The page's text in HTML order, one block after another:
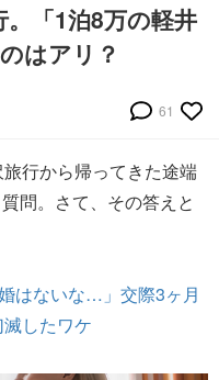
「1泊8万の軽井
はアリ？
61
行から帰ってきた途端
問。さて、その答えと
はないな…」交際3ヶ月
したワケ